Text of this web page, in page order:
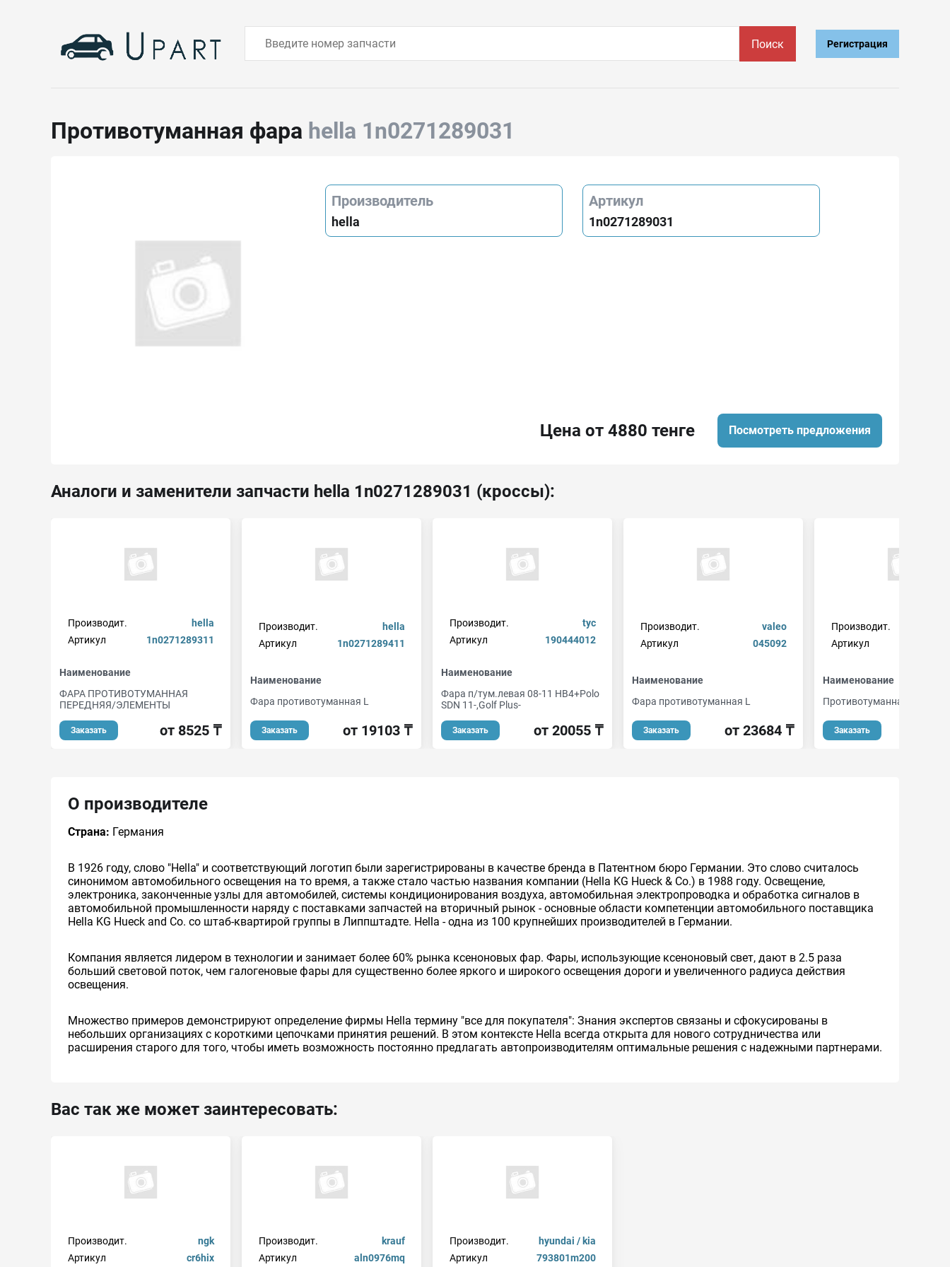
Поиск Регистрация
Противотуманная фара hella 1n0271289031
Производитель
hella
Артикул
1n0271289031
Цена от 4880 тенге Посмотреть предложения
Аналоги и заменители запчасти hella 1n0271289031 (кроссы):
Производит.
hella
Артикул
1n0271289311
Наименование
ФАРА ПРОТИВОТУМАННАЯ
ПЕРЕДНЯЯ/ЭЛЕМЕНТЫ
Заказать от 8525 ₸
Производит.
hella
Артикул
1n0271289411
Наименование
Фара противотуманная L
Заказать от 19103 ₸
Производит.
tyc
Артикул
190444012
Наименование
Фара п/тум.левая 08-11 HB4+Polo
SDN 11-,Golf Plus-
Заказать от 20055 ₸
Производит.
valeo
Артикул
045092
Наименование
Фара противотуманная L
Заказать от 23684 ₸
Производит.
Артикул
Наименование
Противотуманная фара
Заказать
О производителе
Страна: Германия
В 1926 году, слово "Hella" и соответствующий логотип были зарегистрированы в качестве бренда в Патентном бюро Германии. Это слово считалось
синонимом автомобильного освещения на то время, а также стало частью названия компании (Hella KG Hueck & Co.) в 1988 году. Освещение,
электроника, законченные узлы для автомобилей, системы кондиционирования воздуха, автомобильная электропроводка и обработка сигналов в
автомобильной промышленности наряду с поставками запчастей на вторичный рынок - основные области компетенции автомобильного поставщика
Hella KG Hueck and Co. со штаб-квартирой группы в Липпштадте. Hella - одна из 100 крупнейших производителей в Германии.
Компания является лидером в технологии и занимает более 60% рынка ксеноновых фар. Фары, использующие ксеноновый свет, дают в 2.5 раза
больший световой поток, чем галогеновые фары для существенно более яркого и широкого освещения дороги и увеличенного радиуса действия
освещения.
Множество примеров демонстрируют определение фирмы Hella термину "все для покупателя": Знания экспертов связаны и сфокусированы в
небольших организациях с короткими цепочками принятия решений. В этом контексте Hella всегда открыта для нового сотрудничества или
расширения старого для того, чтобы иметь возможность постоянно предлагать автопроизводителям оптимальные решения с надежными партнерами.
Вас так же может заинтересовать:
Производит.
ngk
Артикул
cr6hix
Производит.
krauf
Артикул
aln0976mq
Производит.
hyundai / kia
Артикул
793801m200